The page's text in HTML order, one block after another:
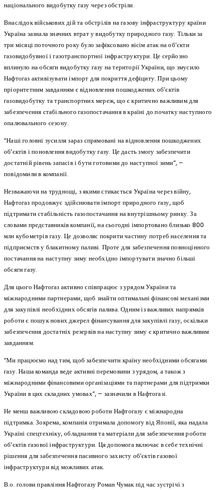
національного видобутку газу через обстріли.
Внаслідок військових дій та обстрілів на газову інфраструктуру країни
Україна зазнала значних втрат у видобутку природного газу. Тільки за
три місяці поточного року було зафіксовано вісім атак на об’єкти
газовидобувної і газотранспортної інфраструктури. Це серйозно
вплинуло на обсяги видобутку газу на території України, що змусило
Нафтогаз активізувати імпорт для покриття дефіциту. При цьому
пріоритетним завданням є відновлення пошкоджених об’єктів
газовидобутку та транспортних мереж, що є критично важливим для
забезпечення стабільного газопостачання в країні до початку наступного
опалювального сезону.
“Наші головні зусилля зараз спрямовані на відновлення пошкоджених
об’єктів і поновлення видобутку газу. Це дасть змогу забезпечити
достатній рівень запасів і бути готовими до наступної зими”, –
повідомили в компанії.
Незважаючи на труднощі, з якими стикається Україна через війну,
Нафтогаз продовжує здійснювати імпорт природного газу, щоб
підтримати стабільність газопостачання на внутрішньому ринку. За
словами представників компанії, на сьогодні імпортовано близько 800
млн кубометрів газу. Це дозволяє покрити частину потреб населення та
підприємств у блакитному паливі. Проте для забезпечення повноцінного
постачання на наступну зиму необхідно імпортувати значно більші
обсяги газу.
Для цього Нафтогаз активно співпрацює з урядом України та
міжнародними партнерами, щоб знайти оптимальні фінансові механізми
для закупівлі необхідних обсягів палива. Одним із важливих напрямків
роботи є пошук нових джерел фінансування для закупівлі газу, оскільки
забезпечення достатніх резервів на наступну зиму є критично важливим
завданням.
“Ми працюємо над тим, щоб забезпечити країну необхідними обсягами
газу. Наша команда веде активні перемовини з урядом, а також з
міжнародними фінансовими організаціями та партнерами для підтримки
України в цих складних умовах”, – зазначили в Нафтогазі.
Не менш важливою складовою роботи Нафтогазу є міжнародна
підтримка. Зокрема, компанія отримала допомогу від Японії, яка надала
Україні спецтехніку, обладнання та матеріали для забезпечення роботи
об’єктів газової інфраструктури. Ця допомога включає в себе технічні
рішення для забезпечення пасивного захисту об’єктів газової
інфраструктури від можливих атак.
В.о. голови правління Нафтогазу Роман Чумак під час зустрічі з